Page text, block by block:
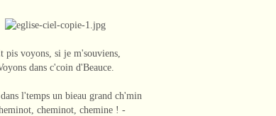
pis voyons, si je m'souviens,
dans c'coin d'Beauce.
l'temps un bieau grand ch'min
cheminot, chemine ! -